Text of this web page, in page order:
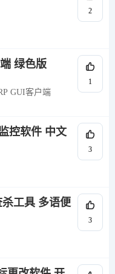
2
绿色版
GUI客户端
1
控软件 中文
3
杀工具 多语便
3